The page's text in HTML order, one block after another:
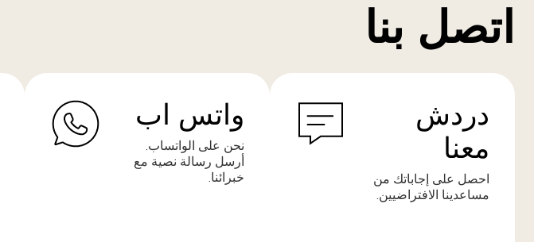
اتصل بنا
دردش
معنا
احصل على إجاباتك من
مساعدينا الافتراضيين.
واتس اب
نحن على الواتساب.
أرسل رسالة نصية مع
خبرائنا.